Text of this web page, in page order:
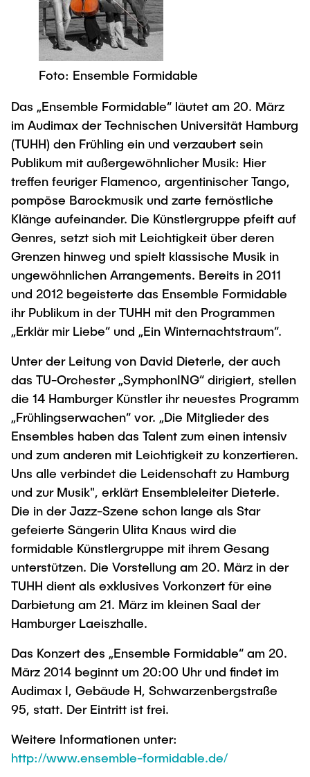
Newsroom
Pressemitteilungen
Flyer und Broschüren
Magazin spektrum
Veranstaltungen
Merchandise-Shop
Arbeiten an der TU Hamburg
Stellenausschreibungen
Berufsausbildung und Praktika
Berufungen
Neue Mitarbeitende
Intern
Beratung und Kontakt
Neu an der TUHH
Rund ums Studium
Studienorganisation
AI in Education
Für Absolventinnen und Absolventen
Alumni
Berufseinstieg - Career Center
Graduiertenakademie
Promotion und Habilitation
Wissenschaftliche Weiterbildung
Lehre und Lernen
Best Practices Lehre
Hochschuldidaktik - ZLL
LearnING Center
Lehre im europäischen Verbund (ECIU)
WorkINGLab / Makerspace
UNU HUB "Engineering to Face Climate
Change"
Forschungsförderung
Early Career Researchers
Gute Wissenschaftliche Praxis
Future Lectures
Team
Neues aus der Forschung &
Transfer
Interdisziplinärer Workshop des FSP
„Biobasierte Prozesse und
Reaktortechnologien“
Studiengänge
Forschung und Institute
Technologie und Innovation in der Bildung
News
Studiengänge
Forschung und Institute
Management-Wissenschaften und Technologie
Studiengänge
Forschung und Institute
Maschinenbau
Studiengänge
Forschung und Institute
Studienbereich FIT
Institute im Überblick
Austauschstudium
Intercultural Hub
(Gast)Wissenschaftler*innen
Partnerships and Strategy
Partnerhochschulen Studierendenaustausch
Eine Partnerschaft vereinbaren
Strategie
ECIU University
Contacts & International Team
Foto: Ensemble Formidable
Das „Ensemble Formidable“ läutet am 20. März
im Audimax der Technischen Universität Hamburg
(TUHH) den Frühling ein und verzaubert sein
Publikum mit außergewöhnlicher Musik: Hier
treffen feuriger Flamenco, argentinischer Tango,
pompöse Barockmusik und zarte fernöstliche
Klänge aufeinander. Die Künstlergruppe pfeift auf
Genres, setzt sich mit Leichtigkeit über deren
Grenzen hinweg und spielt klassische Musik in
ungewöhnlichen Arrangements. Bereits in 2011
und 2012 begeisterte das Ensemble Formidable
ihr Publikum in der TUHH mit den Programmen
„Erklär mir Liebe“ und „Ein Winternachtstraum“.
Unter der Leitung von David Dieterle, der auch
das TU-Orchester „SymphonING“ dirigiert, stellen
die 14 Hamburger Künstler ihr neuestes Programm
„Frühlingserwachen“ vor. „Die Mitglieder des
Ensembles haben das Talent zum einen intensiv
und zum anderen mit Leichtigkeit zu konzertieren.
Uns alle verbindet die Leidenschaft zu Hamburg
und zur Musik", erklärt Ensembleleiter Dieterle.
Die in der Jazz-Szene schon lange als Star
gefeierte Sängerin Ulita Knaus wird die
formidable Künstlergruppe mit ihrem Gesang
unterstützen. Die Vorstellung am 20. März in der
TUHH dient als exklusives Vorkonzert für eine
Darbietung am 21. März im kleinen Saal der
Hamburger Laeiszhalle.
Das Konzert des „Ensemble Formidable“ am 20.
März 2014 beginnt um 20:00 Uhr und findet im
Audimax I, Gebäude H, Schwarzenbergstraße
95, statt. Der Eintritt ist frei.
Weitere Informationen unter:
http://www.ensemble-formidable.de/